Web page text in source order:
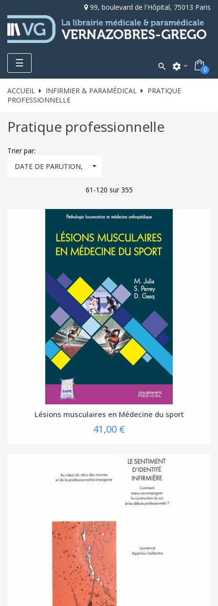
99, boulevard de l'Hôpital, 75013 Paris
Toggle
navigation
☰  settings 0
ACCUEIL INFIRMIER & PARAMÉDICAL
PRATIQUE
PROFESSIONNELLE
Pratique professionnelle
Trier par:
DATE DE PARUTION,

61-120 sur 355
Lésions musculaires en Médecine du sport
41,00 €